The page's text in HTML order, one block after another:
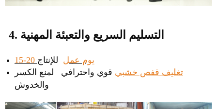
4. التسليم السريع والتعبئة المهنية
15-20 يوم عمل للإنتاج
تغليف قفص خشبي قوي واحترافي لمنع الكسر
والخدوش